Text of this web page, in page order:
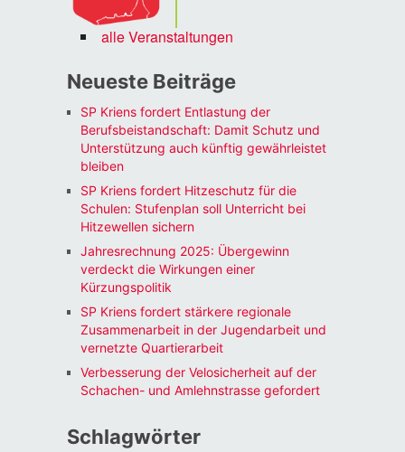
alle Veranstaltungen
Neueste Beiträge
SP Kriens fordert Entlastung der
Berufsbeistandschaft: Damit Schutz und
Unterstützung auch künftig gewährleistet
bleiben
SP Kriens fordert Hitzeschutz für die
Schulen: Stufenplan soll Unterricht bei
Hitzewellen sichern
Jahresrechnung 2025: Übergewinn
verdeckt die Wirkungen einer
Kürzungspolitik
SP Kriens fordert stärkere regionale
Zusammenarbeit in der Jugendarbeit und
vernetzte Quartierarbeit
Verbesserung der Velosicherheit auf der
Schachen- und Amlehnstrasse gefordert
Schlagwörter